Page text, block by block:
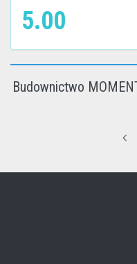
5.00
Budownictwo